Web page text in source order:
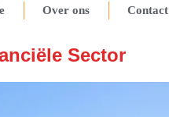
Over ons Contact
Sector